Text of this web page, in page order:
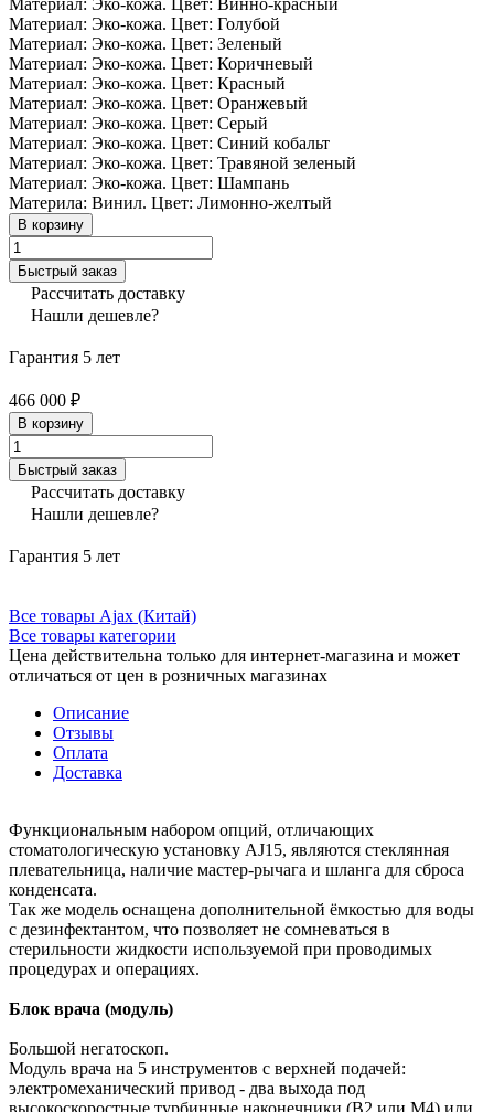
Материал: Эко-кожа. Цвет: Голубой
Материал: Эко-кожа. Цвет: Зеленый
Материал: Эко-кожа. Цвет: Коричневый
Материал: Эко-кожа. Цвет: Красный
Материал: Эко-кожа. Цвет: Оранжевый
Материал: Эко-кожа. Цвет: Серый
Материал: Эко-кожа. Цвет: Синий кобальт
Материал: Эко-кожа. Цвет: Травяной зеленый
Материал: Эко-кожа. Цвет: Шампань
Материла: Винил. Цвет: Лимонно-желтый
В корзину
Быстрый заказ
Рассчитать доставку
Нашли дешевле?
Гарантия 5 лет
466 000 ₽
В корзину
Быстрый заказ
Рассчитать доставку
Нашли дешевле?
Гарантия 5 лет
Все товары Ajax (Китай)
Все товары категории
Цена действительна только для интернет-магазина и может
отличаться от цен в розничных магазинах
Описание
Отзывы
Оплата
Доставка
Функциональным набором опций, отличающих
стоматологическую установку AJ15, являются стеклянная
плевательница, наличие мастер-рычага и шланга для сброса
конденсата.
Так же модель оснащена дополнительной ёмкостью для воды
с дезинфектантом, что позволяет не сомневаться в
стерильности жидкости используемой при проводимых
процедурах и операциях.
Блок врача (модуль)
Большой негатоскоп.
Модуль врача на 5 инструментов с верхней подачей:
электромеханический привод - два выхода под
высокоскоростные турбинные наконечники (B2 или M4) или